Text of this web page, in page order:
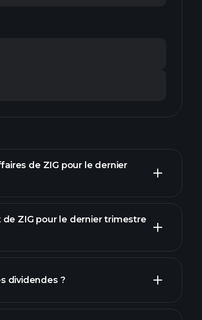
de ZIG pour le dernier
ZIG pour le dernier trimestre
dividendes ?